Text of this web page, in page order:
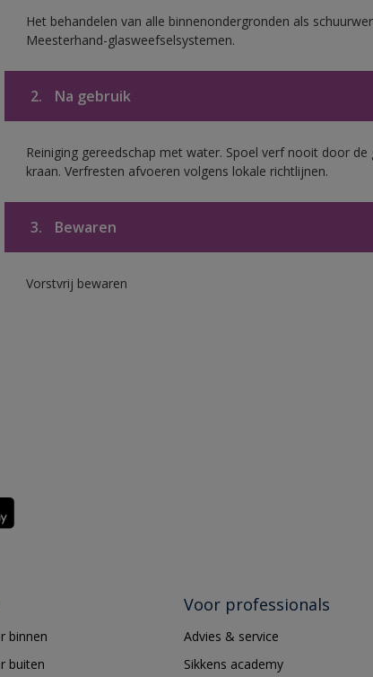
Het behandelen van alle binnenondergronden als
Meesterhand-glasweefselsystemen.
2. Na gebruik
Reiniging gereedschap met water. Spoel verf nooit door
kraan. Verfresten afvoeren volgens lokale richtlijnen.
3. Bewaren
Vorstvrij bewaren
binnen
buiten
Voor professionals
Advies & service
Sikkens academy